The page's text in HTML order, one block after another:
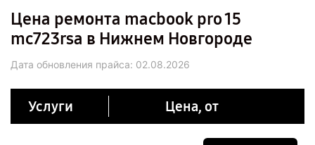
Цена ремонта macbook pro 15
mc723rsa в Нижнем Новгороде
Дата обновления прайса: 02.08.2026
Услуги Цена, от